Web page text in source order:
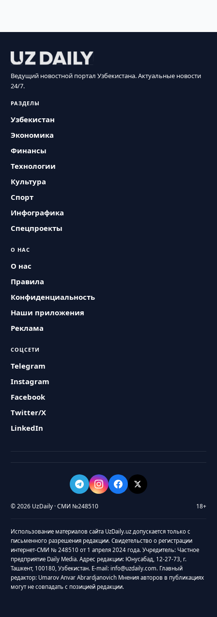
Ведущий новостной портал Узбекистана. Актуальные новости
24/7.
РАЗДЕЛЫ
Узбекистан
Экономика
Финансы
Технологии
Культура
Спорт
Инфографика
Спецпроекты
О НАС
О нас
Правила
Конфиденциальность
Наши приложения
Реклама
СОЦСЕТИ
Telegram
Instagram
Facebook
Twitter/X
LinkedIn
© 2026 UzDaily · СМИ №248510 18+
Использование материалов сайта UzDaily.uz допускается только с
письменного разрешения редакции. Свидетельство о регистрации
интернет-СМИ № 248510 от 1 апреля 2024 года. Учредитель: Частное
предприятие Daily Media. Адрес редакции: Юнусабад, 12-27-73, г.
Ташкент, 100180, Узбекистан. E-mail: info@uzdaily.com. Главный
редактор: Umarov Anvar Abrardjanovich Мнения авторов в публикациях
могут не совпадать с позицией редакции.